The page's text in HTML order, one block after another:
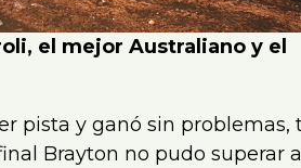
el mejor Australiano y el
pista y ganó sin
Brayton no pudo superar